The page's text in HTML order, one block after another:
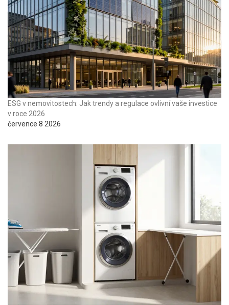
ESG v nemovitostech: Jak trendy a regulace ovlivní vaše investice
v roce 2026
července 8 2026